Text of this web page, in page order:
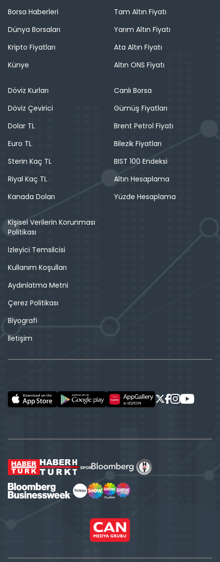
Borsa Haberleri
Dünya Borsaları
Kripto Fiyatları
Künye
Tam Altın Fiyatı
Yarım Altın Fiyatı
Ata Altın Fiyatı
Altın ONS Fiyatı
Döviz Kurları
Döviz Çevirici
Dolar TL
Euro TL
Sterin Kaç TL
Riyal Kaç TL
Kanada Doları
Canlı Borsa
Gümüş Fiyatları
Brent Petrol Fiyatı
Bilezik Fiyatları
BIST 100 Endeksi
Altın Hesaplama
Yüzde Hesaplama
Kişisel Verilerin Korunması
Politikası
İzleyici Temsilcisi
Kullanım Koşulları
Aydınlatma Metni
Çerez Politikası
Biyografi
İletişim